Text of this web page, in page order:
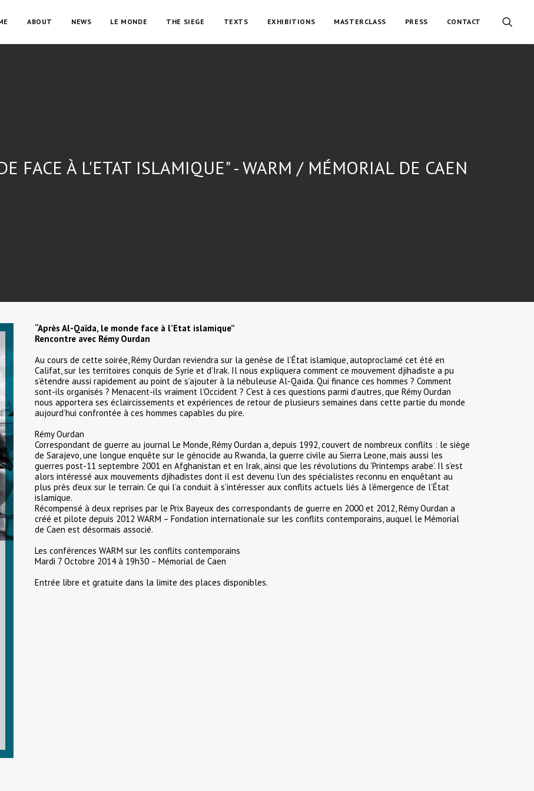
ABOUT NEWS LE MONDE THE SIEGE TEXTS EXHIBITIONS MASTERCLASS PRESS CONTACT
FACE À L'ETAT ISLAMIQUE" - WARM / MÉMORIAL DE CAEN
“Après Al-Qaïda, le monde face à l’Etat islamique”
Rencontre avec Rémy Ourdan
Au cours de cette soirée, Rémy Ourdan reviendra sur la genèse de l’État islamique, autoproclamé cet été en
Califat, sur les territoires conquis de Syrie et d’Irak. Il nous expliquera comment ce mouvement djihadiste a pu
s’étendre aussi rapidement au point de s’ajouter à la nébuleuse Al-Qaïda. Qui finance ces hommes ? Comment
sont-ils organisés ? Menacent-ils vraiment l’Occident ? C’est à ces questions parmi d’autres, que Rémy Ourdan
nous apportera ses éclaircissements et expériences de retour de plusieurs semaines dans cette partie du monde
aujourd’hui confrontée à ces hommes capables du pire.
Rémy Ourdan
Correspondant de guerre au journal Le Monde, Rémy Ourdan a, depuis 1992, couvert de nombreux conflits : le siège
de Sarajevo, une longue enquête sur le génocide au Rwanda, la guerre civile au Sierra Leone, mais aussi les
guerres post-11 septembre 2001 en Afghanistan et en Irak, ainsi que les révolutions du ‘Printemps arabe’. Il s’est
alors intéressé aux mouvements djihadistes dont il est devenu l’un des spécialistes reconnu en enquêtant au
plus près d’eux sur le terrain. Ce qui l’a conduit à s’intéresser aux conflits actuels liés à l’émergence de l’État
islamique.
Récompensé à deux reprises par le Prix Bayeux des correspondants de guerre en 2000 et 2012, Rémy Ourdan a
créé et pilote depuis 2012 WARM – Fondation internationale sur les conflits contemporains, auquel le Mémorial
de Caen est désormais associé.
Les conférences WARM sur les conflits contemporains
Mardi 7 Octobre 2014 à 19h30 – Mémorial de Caen
Entrée libre et gratuite dans la limite des places disponibles.